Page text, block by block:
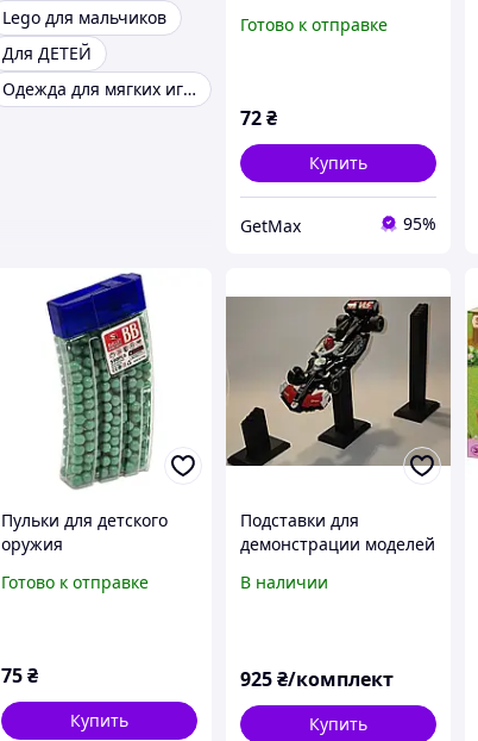
Lego для мальчиков
Для ДЕТЕЙ
Одежда для мягких игрушек
Готово к отправке
72₴
Купить
GetMax 95%
Пульки для детского
оружия
пластик 6 мм, 500 шт,
Готово к отправке
75₴
Купить
Подставки для
демонстрации моделей
Champions.
В наличии
925₴/комплект
Купить